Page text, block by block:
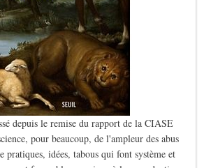
depuis le remise du rapport de la CIASE
pour beaucoup, de l'ampleur des abus
pratiques, idées, tabous qui font système et